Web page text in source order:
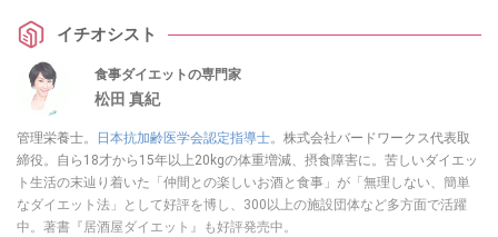
イチオシスト
食事ダイエットの専門家
松田 真紀
管理栄養士。 日本抗加齢医学会認定指導士。株式会社バードワークス代表取
締役。自ら18才から15年以上20kgの体重増減、摂食障害に。苦しいダイエッ
ト生活の末辿り着いた「仲間との楽しいお酒と食事」が「無理しない、簡単
なダイエット法」として好評を博し、300以上の施設団体など多方面で活躍
中。著書『居酒屋ダイエット』も好評発売中。